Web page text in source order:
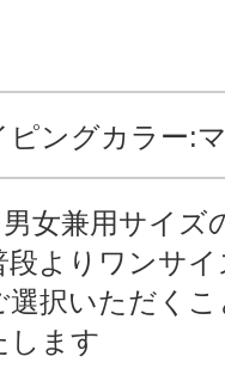
ピングカラー:
女兼用サイズ
段よりワンサ
選択いただく
します